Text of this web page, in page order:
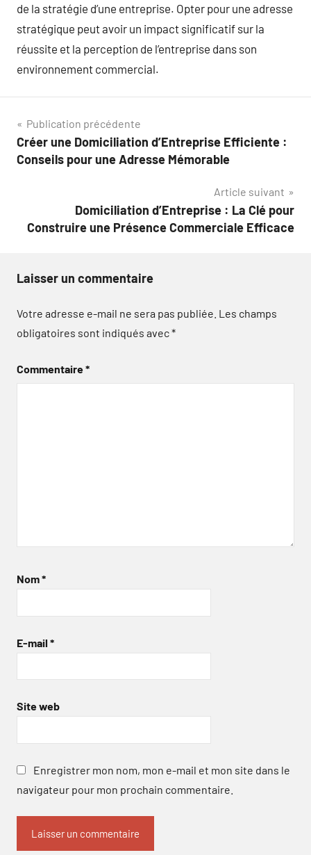
de la stratégie d’une entreprise. Opter pour une adresse
stratégique peut avoir un impact significatif sur la
réussite et la perception de l’entreprise dans son
environnement commercial.
Navigation
de
Publication précédente
Créer une Domiciliation d’Entreprise Efficiente :
Conseils pour une Adresse Mémorable
Article suivant
Domiciliation d’Entreprise : La Clé pour
Construire une Présence Commerciale Efficace
Laisser un commentaire
Votre adresse e-mail ne sera pas publiée. Les champs
obligatoires sont indiqués avec*
Commentaire*
Nom*
E-mail *
Site web
Enregistrer mon nom, mon e-mail et mon site dans le
navigateur pour mon prochain commentaire.